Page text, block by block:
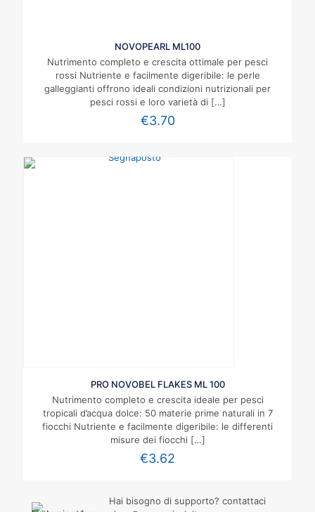
NOVOPEARL ML100
Nutrimento completo e crescita ottimale per pesci
rossi Nutriente e facilmente digeribile: le perle
galleggianti offrono ideali condizioni nutrizionali per
pesci rossi e loro varietà di […]
€3.70
PRO NOVOBEL FLAKES ML 100
Nutrimento completo e crescita ideale per pesci
tropicali d’acqua dolce: 50 materie prime naturali in 7
fiocchi Nutriente e facilmente digeribile: le differenti
misure dei fiocchi […]
€3.62
Hai bisogno di supporto? contattaci